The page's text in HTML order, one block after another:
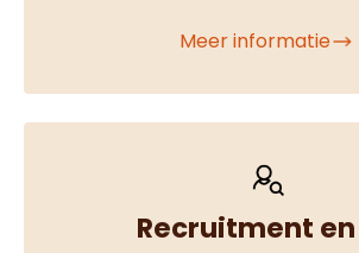
Meer informatie
Recruitment en